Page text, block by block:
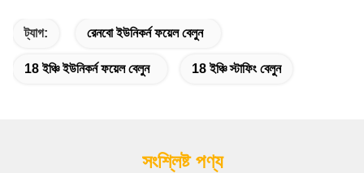
ট্যাগ: রেনবো ইউনিকর্ন ফয়েল বেলুন
18 ইঞ্চি ইউনিকর্ন ফয়েল বেলুন 18 ইঞ্চি স্টাফিং বেলুন
সংশ্লিষ্ট পণ্য